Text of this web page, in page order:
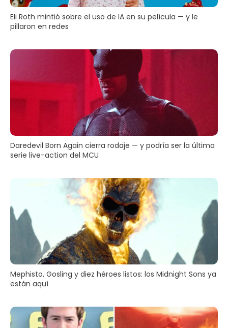
Eli Roth mintió sobre el uso de IA en su película — y le
pillaron en redes
Daredevil Born Again cierra rodaje — y podría ser la última
serie live-action del MCU
Mephisto, Gosling y diez héroes listos: los Midnight Sons ya
están aquí